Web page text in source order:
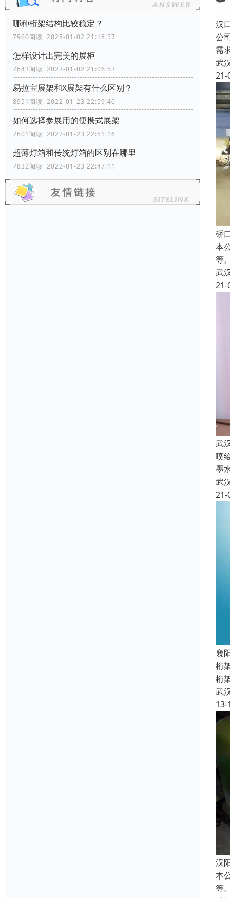
哪种桁架结构比较稳定？
7960阅读 2023-01-02 21:18:57
怎样设计出完美的展柜
7643阅读 2023-01-02 21:06:53
易拉宝展架和X展架有什么区别？
8951阅读 2022-01-23 22:59:40
如何选择参展用的便携式展架
7601阅读 2022-01-23 22:51:16
超薄灯箱和传统灯箱的区别在哪里
7832阅读 2022-01-23 22:47:11
汉
公
需
武
21-
硚
本
等
武
21-
武
喷
墨
武
21-
襄
桁
桁
武
13-
汉
本
等